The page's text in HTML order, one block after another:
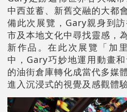
中西並蓄、新舊交融的大都
備此次展覽，Gary親身到
市及本地文化中尋找靈感，
新作品。在此次展覽「加
中，Gary巧妙地運用動畫
的油街倉庫轉化成當代多媒
進入沉浸式的視覺及感觀體驗